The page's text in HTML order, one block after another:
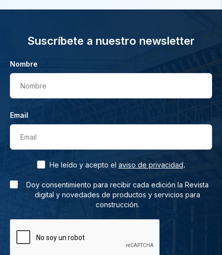
Suscríbete a nuestro newsletter
Nombre
Nombre
Email
Email
He leído y acepto el aviso de privacidad.
Doy consentimiento para recibir cada edición la Revista
digital y novedades de productos y servicios para
construcción.